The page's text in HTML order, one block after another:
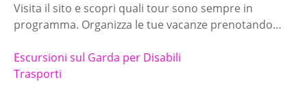
Visita il sito e scopri quali tour sono sempre in
programma. Organizza le tue vacanze prenotando…
Escursioni sul Garda per Disabili
Trasporti